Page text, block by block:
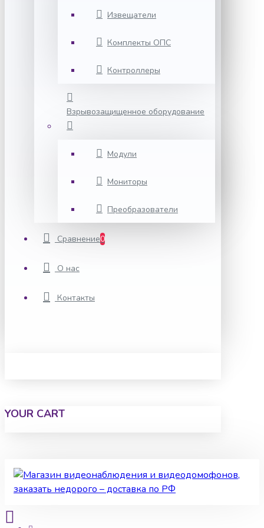
Извещатели
Комплекты ОПС
Контроллеры
Взрывозащищенное оборудование
Модули
Мониторы
Преобразователи
Сравнение0
О нас
Контакты
YOUR CART